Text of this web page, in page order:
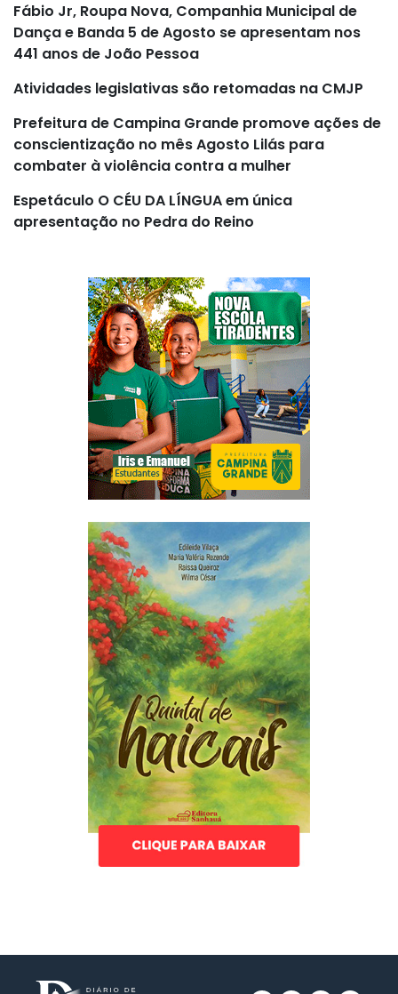
Fábio Jr, Roupa Nova, Companhia Municipal de
Dança e Banda 5 de Agosto se apresentam nos
441 anos de João Pessoa
Atividades legislativas são retomadas na CMJP
Prefeitura de Campina Grande promove ações de
conscientização no mês Agosto Lilás para
combater à violência contra a mulher
Espetáculo O CÉU DA LÍNGUA em única
apresentação no Pedra do Reino